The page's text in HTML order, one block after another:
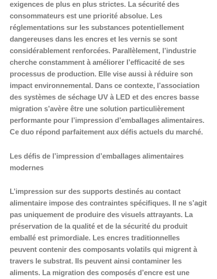
exigences de plus en plus strictes. La sécurité des
consommateurs est une priorité absolue. Les
réglementations sur les substances potentiellement
dangereuses dans les encres et les vernis se sont
considérablement renforcées. Parallèlement, l’industrie
cherche constamment à améliorer l’efficacité de ses
processus de production. Elle vise aussi à réduire son
impact environnemental. Dans ce contexte, l’association
des systèmes de séchage UV à LED et des encres basse
migration s’avère être une solution particulièrement
performante pour l’impression d’emballages alimentaires.
Ce duo répond parfaitement aux défis actuels du marché.
Les défis de l’impression d’emballages alimentaires
modernes
L’impression sur des supports destinés au contact
alimentaire impose des contraintes spécifiques. Il ne s’agit
pas uniquement de produire des visuels attrayants. La
préservation de la qualité et de la sécurité du produit
emballé est primordiale. Les encres traditionnelles
peuvent contenir des composants volatils qui migrent à
travers le substrat. Ils peuvent ainsi contaminer les
aliments. La migration des composés d’encre est une